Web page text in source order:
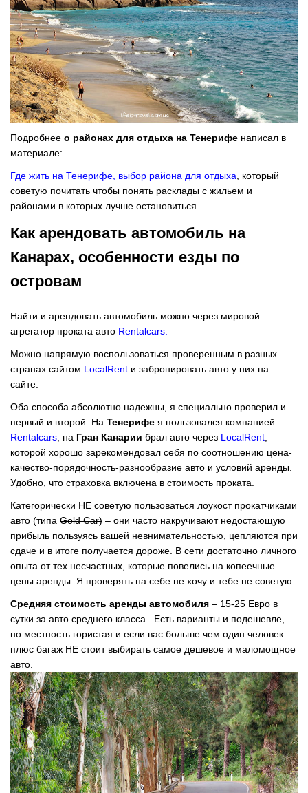
Подробнее о районах для отдыха на Тенерифе написал в
материале:
Где жить на Тенерифе, выбор района для отдыха , который
советую почитать чтобы понять расклады с жильем и
районами в которых лучше остановиться.
Как арендовать автомобиль на
Канарах, особенности езды по
островам
Найти и арендовать автомобиль можно через мировой
агрегатор проката авто Rentalcars
Можно напрямую воспользоваться проверенным в разных
странах сайтом LocalRent и забронировать авто у них на
сайте.
Оба способа абсолютно надежны, я специально проверил и
первый и второй. На Тенерифе я пользовался компанией
Rentalcars , на Гран Канарии брал авто через LocalRent
которой хорошо зарекомендовал себя по соотношению цена-
качество-порядочность-разнообразие авто и условий аренды.
Удобно, что страховка включена в стоимость проката.
Категорически НЕ советую пользоваться лоукост прокатчиками
авто (типа Gold Car) – они часто накручивают недостающую
прибыль пользуясь вашей невнимательностью, цепляются при
сдаче и в итоге получается дороже. В сети достаточно личного
опыта от тех несчастных, которые повелись на копеечные
цены аренды. Я проверять на себе не хочу и тебе не советую.
Средняя стоимость аренды автомобиля – 15-25 Евро в
сутки за авто среднего класса. Есть варианты и подешевле,
но местность гористая и если вас больше чем один человек
плюс багаж НЕ стоит выбирать самое дешевое и маломощное
авто.